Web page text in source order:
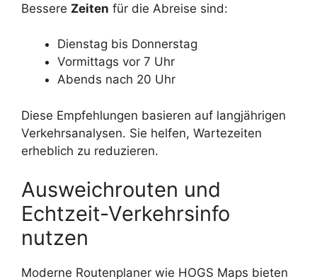
Bessere Zeiten für die Abreise sind:
Dienstag bis Donnerstag
Vormittags vor 7 Uhr
Abends nach 20 Uhr
Diese Empfehlungen basieren auf langjährigen
Verkehrsanalysen. Sie helfen, Wartezeiten
erheblich zu reduzieren.
Ausweichrouten und
Echtzeit-Verkehrsinfo
nutzen
Moderne Routenplaner wie HOGS Maps bieten